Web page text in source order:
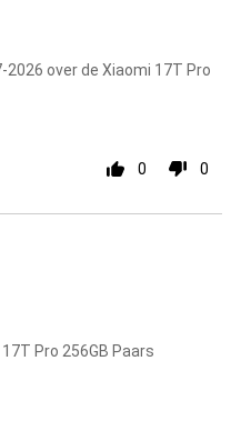
2026 over de Xiaomi 17T Pro
0 0
Pro 256GB Paars